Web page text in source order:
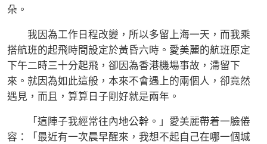
朵。
我因為工作日程改變，所以多留上海一天，而我乘
搭航班的起飛時間設定於黃昏六時。愛美麗的航班原定
下午二時三十分起飛，卻因為香港機場事故，滯留下
來。就因為如此這般，本來不會遇上的兩個人，卻竟然
遇見，而且，算算日子剛好就是兩年。
「這陣子我經常往內地公幹。」愛美麗帶着一臉倦
容：「最近有一次晨早醒來，我想不起自己在哪一個城